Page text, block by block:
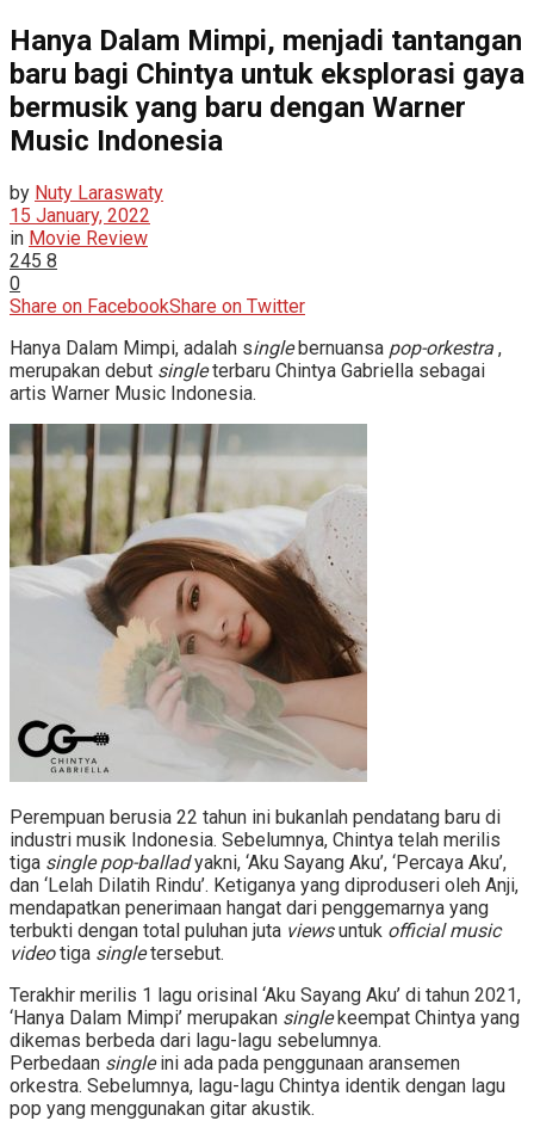
Hanya Dalam Mimpi, menjadi tantangan
baru bagi Chintya untuk eksplorasi gaya
bermusik yang baru dengan Warner
Music Indonesia
by Nuty Laraswaty
15 January, 2022
in Movie Review
245 8
0
Share on FacebookShare on Twitter
Hanya Dalam Mimpi, adalah singlebernuansa pop-orkestra ,
merupakan debut singleterbaru Chintya Gabriella sebagai
artis Warner Music Indonesia.
Perempuan berusia 22 tahun ini bukanlah pendatang baru di
industri musik Indonesia. Sebelumnya, Chintya telah merilis
tiga single pop-balladyakni, ‘Aku Sayang Aku’, ‘Percaya Aku’,
dan ‘Lelah Dilatih Rindu’. Ketiganya yang diproduseri oleh Anji,
mendapatkan penerimaan hangat dari penggemarnya yang
terbukti dengan total puluhan juta viewsuntuk official music
videotiga singletersebut.
Terakhir merilis 1 lagu orisinal ‘Aku Sayang Aku’ di tahun 2021,
‘Hanya Dalam Mimpi’ merupakan singlekeempat Chintya yang
dikemas berbeda dari lagu-lagu sebelumnya.
Perbedaan singleini ada pada penggunaan aransemen
orkestra. Sebelumnya, lagu-lagu Chintya identik dengan lagu
pop yang menggunakan gitar akustik.